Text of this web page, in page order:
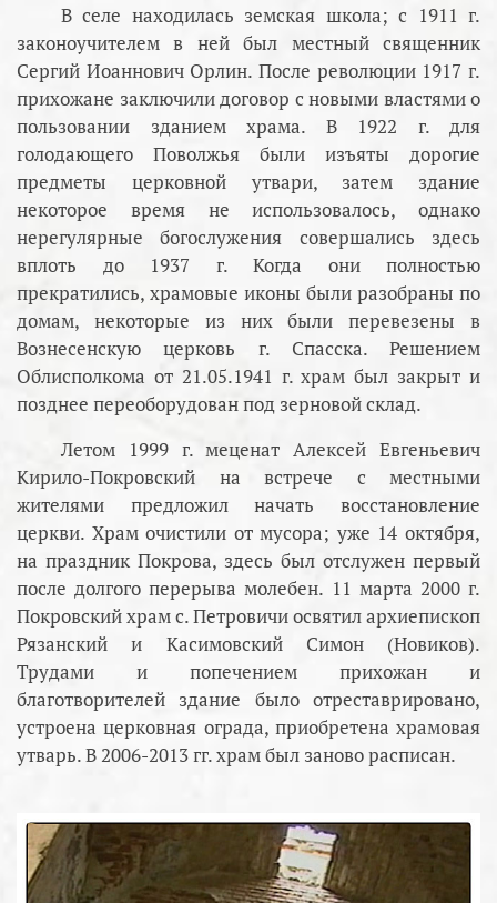
В селе находилась земская школа; с 1911 г.
законоучителем в ней был местный священник
Сергий Иоаннович Орлин. После революции 1917 г.
прихожане заключили договор с новыми властями о
пользовании зданием храма. В 1922 г. для
голодающего Поволжья были изъяты дорогие
предметы церковной утвари, затем здание
некоторое время не использовалось, однако
нерегулярные богослужения совершались здесь
вплоть до 1937 г. Когда они полностью
прекратились, храмовые иконы были разобраны по
домам, некоторые из них были перевезены в
Вознесенскую церковь г. Спасска. Решением
Облисполкома от 21.05.1941 г. храм был закрыт и
позднее переоборудован под зерновой склад.
Летом 1999 г. меценат Алексей Евгеньевич
Кирило-Покровский на встрече с местными
жителями предложил начать восстановление
церкви. Храм очистили от мусора; уже 14 октября,
на праздник Покрова, здесь был отслужен первый
после долгого перерыва молебен. 11 марта 2000 г.
Покровский храм с. Петровичи освятил архиепископ
Рязанский и Касимовский Симон (Новиков).
Трудами и попечением прихожан и
благотворителей здание было отреставрировано,
устроена церковная ограда, приобретена храмовая
утварь. В 2006-2013 гг. храм был заново расписан.